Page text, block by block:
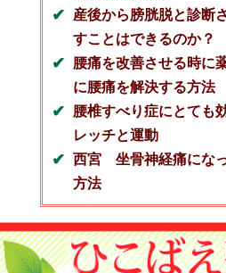
産後から膀胱脱と診断
すことはできるのか？
腰痛を改善させる時に
に腰痛を解決する方法
腰椎すべり症にとても
レッチと運動
西宮 坐骨神経痛にな
方法